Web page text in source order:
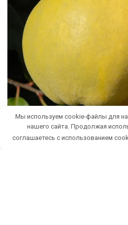
Бесплатная
Мы используем cookie-файлы для
нашего сайта. Продолжая
соглашаетесь с использованием